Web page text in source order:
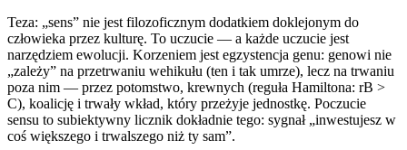
Teza: „sens” nie jest filozoficznym dodatkiem doklejonym do
człowieka przez kulturę. To uczucie — a każde uczucie jest
narzędziem ewolucji. Korzeniem jest egzystencja genu: genowi nie
„zależy” na przetrwaniu wehikułu (ten i tak umrze), lecz na trwaniu
poza nim — przez potomstwo, krewnych (reguła Hamiltona: rB >
C), koalicję i trwały wkład, który przeżyje jednostkę. Poczucie
sensu to subiektywny licznik dokładnie tego: sygnał „inwestujesz w
coś większego i trwalszego niż ty sam”.